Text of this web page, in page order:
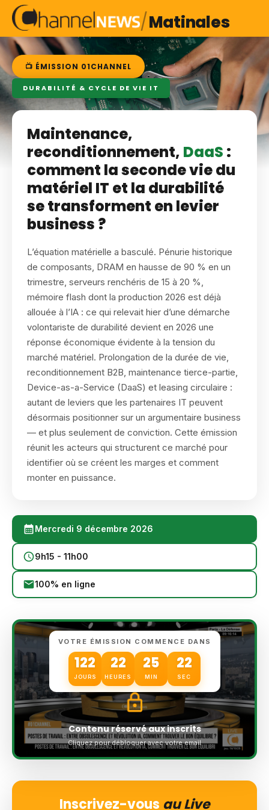
/Matinales
📺 ÉMISSION 01CHANNEL
DURABILITÉ & CYCLE DE VIE IT
Maintenance,
reconditionnement, DaaS :
comment la seconde vie du
matériel IT et la durabilité
se transforment en levier
business ?
L’équation matérielle a basculé. Pénurie historique
de composants, DRAM en hausse de 90 % en un
trimestre, serveurs renchéris de 15 à 20 %,
mémoire flash dont la production 2026 est déjà
allouée à l’IA : ce qui relevait hier d’une démarche
volontariste de durabilité devient en 2026 une
réponse économique évidente à la tension du
marché matériel. Prolongation de la durée de vie,
reconditionnement B2B, maintenance tierce-partie,
Device-as-a-Service (DaaS) et leasing circulaire :
autant de leviers que les partenaires IT peuvent
désormais positionner sur un argumentaire business
— et plus seulement de conviction. Cette émission
réunit les acteurs qui structurent ce marché pour
identifier où se créent les marges et comment
monter en puissance.
Mercredi 9 décembre 2026
9h15 - 11h00
100% en ligne
VOTRE ÉMISSION COMMENCE DANS
122
JOURS
22
HEURES
25
MIN
21
SEC
Contenu réservé aux inscrits
Cliquez pour débloquer avec votre email
Inscrivez-vous au Live